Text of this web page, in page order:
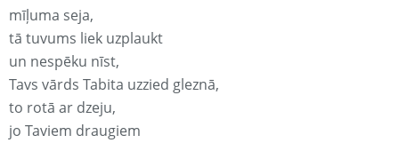
mīļuma seja,
tā tuvums liek uzplaukt
un nespēku nīst,
Tavs vārds Tabita uzzied gleznā,
to rotā ar dzeju,
jo Taviem draugiem